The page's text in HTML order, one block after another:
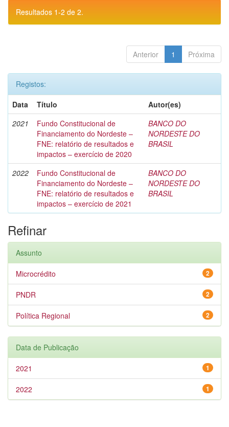
Resultados 1-2 de 2.
Anterior 1 Próxima
Registos:
Data
Título
Autor(es)
2021
Fundo Constitucional de
Financiamento do Nordeste –
FNE: relatório de resultados e
impactos – exercício de 2020
BANCO DO
NORDESTE DO
BRASIL
2022
Fundo Constitucional de
Financiamento do Nordeste –
FNE: relatório de resultados e
impactos – exercício de 2021
BANCO DO
NORDESTE DO
BRASIL
Refinar
Assunto
2
Microcrédito
2
PNDR
2
Política Regional
Data de Publicação
1
2021
1
2022